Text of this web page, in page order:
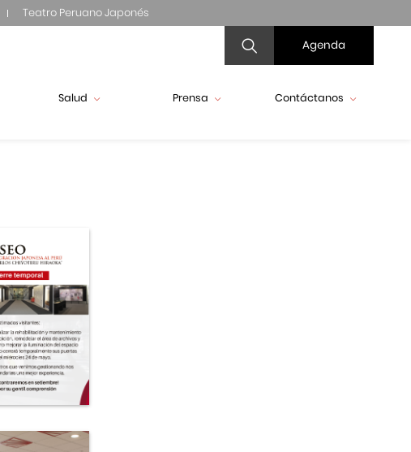
Teatro Peruano Japonés
Agenda
Salud Prensa Contáctanos